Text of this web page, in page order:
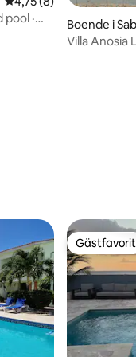
·
Boende i
Villa Anosia
Gästfavorit
Gästfavorit